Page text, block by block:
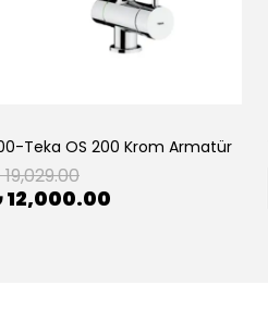
Teka OS 200 Krom Armatür
12,000.00